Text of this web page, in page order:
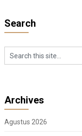
Search
Archives
Agustus 2026